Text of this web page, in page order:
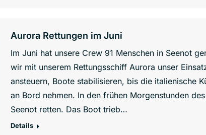
Aurora Rettungen im Juni
Im Juni hat unsere Crew 91 Menschen in Seenot
wir mit unserem Rettungsschiff Aurora unser
ansteuern, Boote stabilisieren, bis die italienische
an Bord nehmen. In den frühen Morgenstunden
Seenot retten. Das Boot trieb…
Details